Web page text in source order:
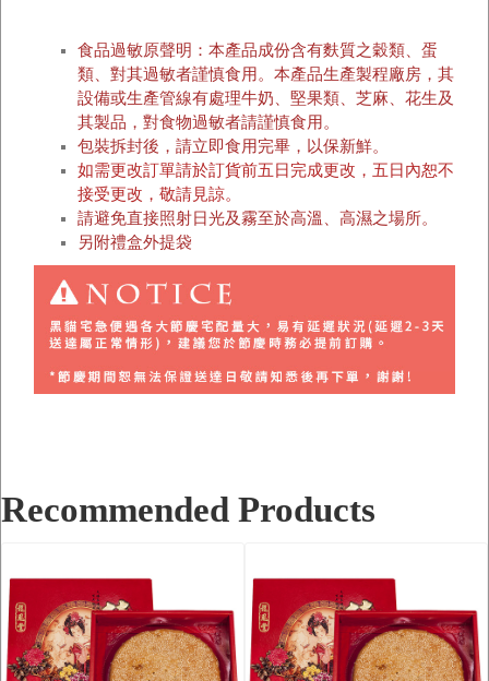
食品過敏原聲明：本產品成份含有麩質之穀類、蛋
類、對其過敏者謹慎食用。本產品生產製程廠房 ，其
設備或生產管線有處理牛奶、堅果類、芝麻、花生及
其製品，對食物過敏者請謹慎食用。
包裝拆封後，請立即食用完畢，以保新鮮。
如需更改訂單請於訂貨前五日完成更改，五日內恕不
接受更改，敬請見諒。
請避免直接照射日光及霧至於高溫、高濕之場所。
另附禮盒外提袋
Recommended Products